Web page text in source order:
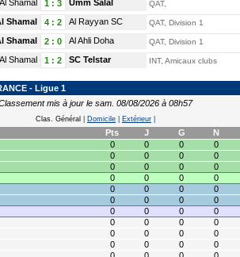
Al Shamal 1 : 3 Umm Salal QAT,
Shamal 4 : 2 Al Rayyan SC QAT, Division 1
Shamal 2 : 0 Al Ahli Doha QAT, Division 1
Al Shamal 1 : 2 SC Telstar INT, Amicaux clubs
- Ligue 1
mis à jour le sam. 08/08/2026 à 08h57
Clas. Général Domicile Extérieur
Pts J G
N
0 0 0
0
0 0 0
0
0 0 0
0
0 0 0
0
0 0 0
0
0 0 0
0
0 0 0
0
0 0 0
0
0 0 0
0
0 0 0
0